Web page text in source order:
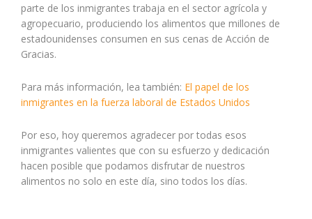
parte de los inmigrantes trabaja en el sector agrícola y
agropecuario, produciendo los alimentos que millones de
estadounidenses consumen en sus cenas de Acción de
Gracias.
Para más información, lea también: El papel de los
inmigrantes en la fuerza laboral de Estados Unidos
Por eso, hoy queremos agradecer por todas esos
inmigrantes valientes que con su esfuerzo y dedicación
hacen posible que podamos disfrutar de nuestros
alimentos no solo en este día, sino todos los días.